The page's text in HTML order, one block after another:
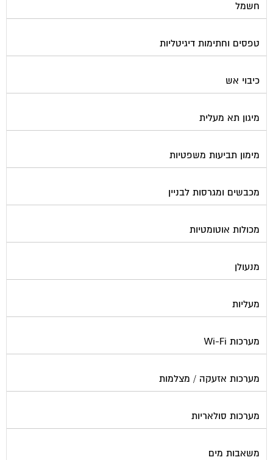
חשמל
טפסים וחתימות דיגיטליות
כיבוי אש
מיגון תא מעלית
מימון תביעות משפטיות
מכבשים ומגרסות לבניין
מכולות אוטומטיות
מנעולן
מעליות
מערכות Wi-Fi
מערכות אזעקה / מצלמות
מערכות סולאריות
משאבות מים